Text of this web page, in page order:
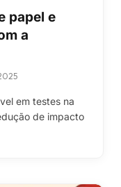
papel e
a
em testes na
de impacto